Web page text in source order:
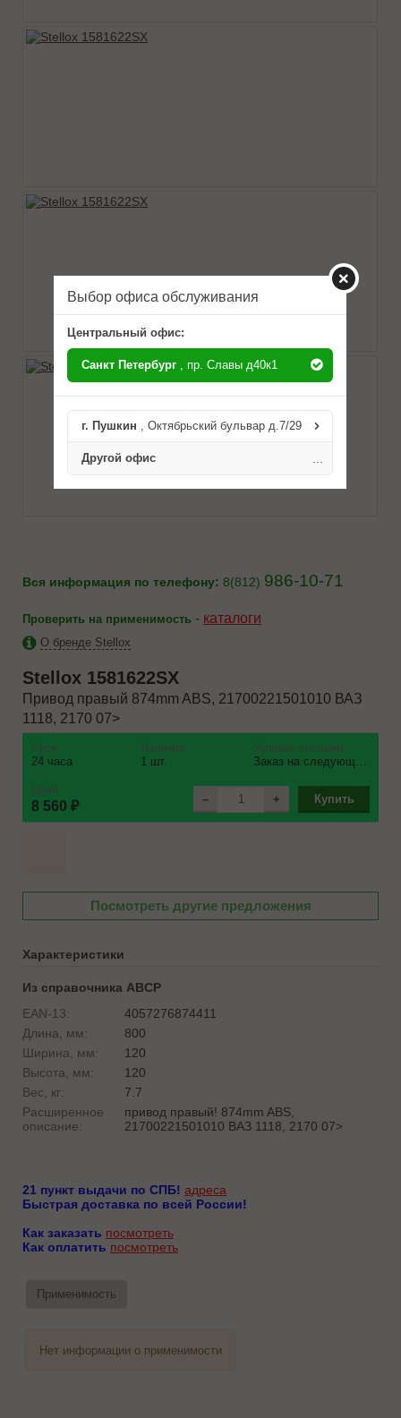
Вся информация по телефону: 8(812) 986-10-71
Проверить на применимость - каталоги
О бренде Stellox
Stellox 1581622SX
Привод правый 874mm ABS, 21700221501010 ВАЗ
1118, 2170 07>
Срок
24 часа
Наличие
1 шт.
Условие поставки
Цена
8 560 ₽ – + Купить
Посмотреть другие предложения
Характеристики
Из справочника ABCP
EAN-13:
4057276874411
Длина, мм:
800
Ширина, мм:
120
Высота, мм:
120
Вес, кг:
7.7
Расширенное
описание:
привод правый! 874mm ABS,
21700221501010 ВАЗ 1118, 2170 07>
21 пункт выдачи по СПБ! адреса
Быстрая доставка по всей России!
Как заказать посмотреть
Как оплатить посмотреть
Применимость
Нет информации о применимости
Выбор офиса обслуживания
Центральный офис:
Санкт Петербург , пр. Славы д40к1
г. Пушкин , Октябрьский бульвар д.7/29
Другой офис